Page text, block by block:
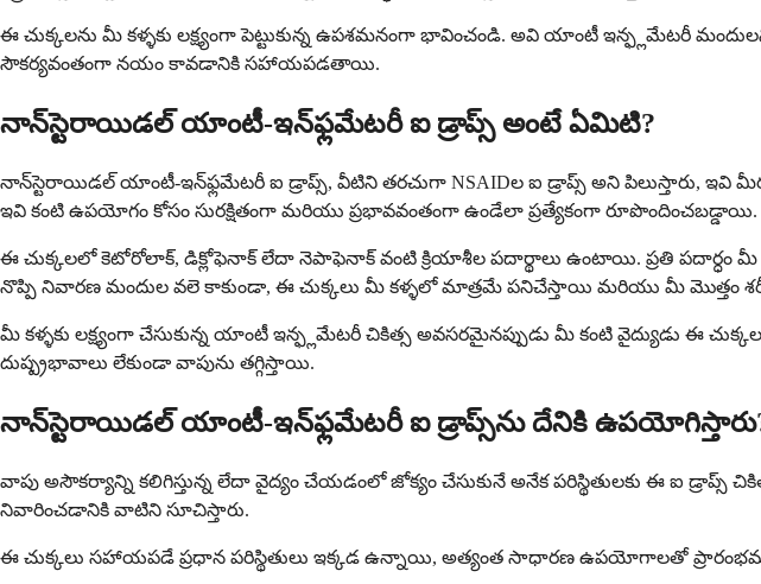
ఈ చుక్కలను మీ కళ్ళకు లక్ష్యంగా పెట్టుకున్న ఉపశమనంగా భావించండి. అవి యాంటీ ఇన్ఫ్లమేటరీ
సౌకర్యవంతంగా నయం కావడానికి సహాయపడతాయి.
నాన్‌స్టెరాయిడల్ యాంటీ-ఇన్‌ఫ్లమేటరీ ఐ డ్రాప్స్ అంటే ఏమిటి?
నాన్‌స్టెరాయిడల్ యాంటీ-ఇన్‌ఫ్లమేటరీ ఐ డ్రాప్స్, వీటిని తరచుగా NSAIDల ఐ డ్రాప్స్ అని పిలుస్తారు, ఇవి
ఇవి కంటి ఉపయోగం కోసం సురక్షితంగా మరియు ప్రభావవంతంగా ఉండేలా ప్రత్యేకంగా రూపొందించబడ్డాయి.
ఈ చుక్కలలో కెటోరోలాక్, డిక్లోఫెనాక్ లేదా నెపాఫెనాక్ వంటి క్రియాశీల పదార్థాలు ఉంటాయి. ప్రతి పదార్ధం
నొప్పి నివారణ మందుల వలె కాకుండా, ఈ చుక్కలు మీ కళ్ళలో మాత్రమే పనిచేస్తాయి మరియు మీ మొత్తం
మీ కళ్ళకు లక్ష్యంగా చేసుకున్న యాంటీ ఇన్ఫ్లమేటరీ చికిత్స అవసరమైనప్పుడు మీ కంటి వైద్యుడు ఈ
దుష్ప్రభావాలు లేకుండా వాపును తగ్గిస్తాయి.
నాన్‌స్టెరాయిడల్ యాంటీ-ఇన్‌ఫ్లమేటరీ ఐ డ్రాప్స్‌ను దేనికి
వాపు అసౌకర్యాన్ని కలిగిస్తున్న లేదా వైద్యం చేయడంలో జోక్యం చేసుకునే అనేక పరిస్థితులకు ఈ ఐ
నివారించడానికి వాటిని సూచిస్తారు.
ఈ చుక్కలు సహాయపడే ప్రధాన పరిస్థితులు ఇక్కడ ఉన్నాయి, అత్యంత సాధారణ ఉపయోగాలతో